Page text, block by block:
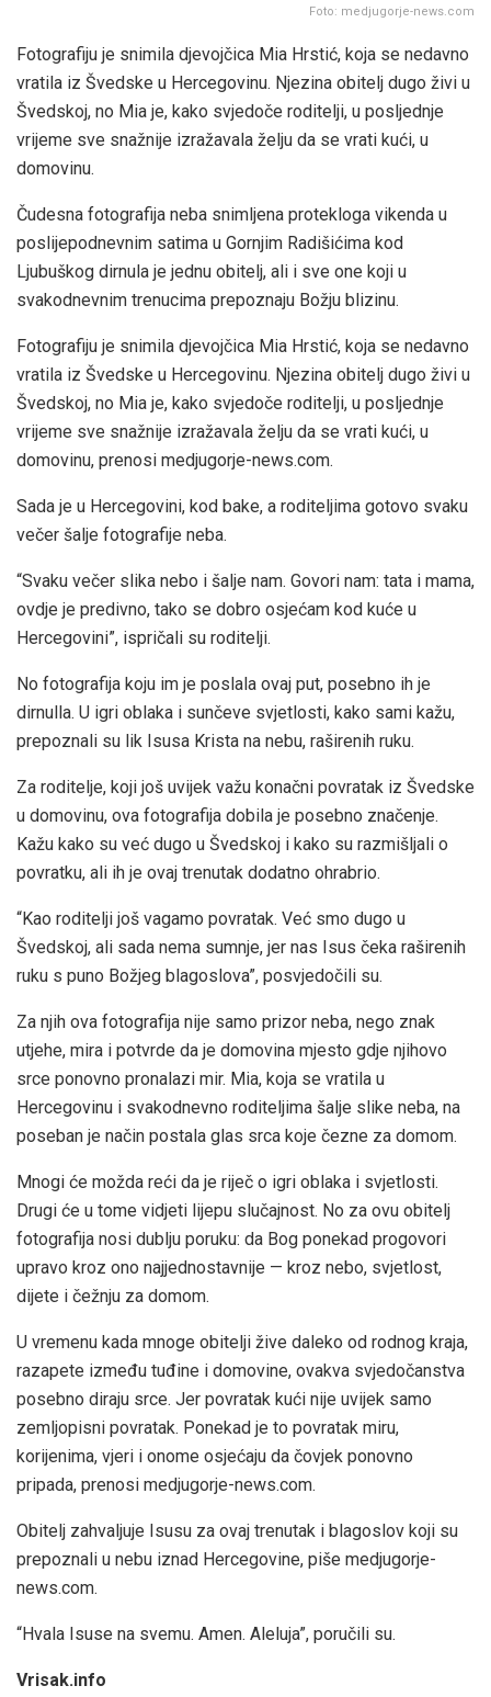
Foto: medjugorje-news.com
Fotografiju je snimila djevojčica Mia Hrstić, koja se nedavno
vratila iz Švedske u Hercegovinu. Njezina obitelj dugo živi u
Švedskoj, no Mia je, kako svjedoče roditelji, u posljednje
vrijeme sve snažnije izražavala želju da se vrati kući, u
domovinu.
Čudesna fotografija neba snimljena protekloga vikenda u
poslijepodnevnim satima u Gornjim Radišićima kod
Ljubuškog dirnula je jednu obitelj, ali i sve one koji u
svakodnevnim trenucima prepoznaju Božju blizinu.
Fotografiju je snimila djevojčica Mia Hrstić, koja se nedavno
vratila iz Švedske u Hercegovinu. Njezina obitelj dugo živi u
Švedskoj, no Mia je, kako svjedoče roditelji, u posljednje
vrijeme sve snažnije izražavala želju da se vrati kući, u
domovinu, prenosi medjugorje-news.com.
Sada je u Hercegovini, kod bake, a roditeljima gotovo svaku
večer šalje fotografije neba.
“Svaku večer slika nebo i šalje nam. Govori nam: tata i mama,
ovdje je predivno, tako se dobro osjećam kod kuće u
Hercegovini”, ispričali su roditelji.
No fotografija koju im je poslala ovaj put, posebno ih je
dirnulla. U igri oblaka i sunčeve svjetlosti, kako sami kažu,
prepoznali su lik Isusa Krista na nebu, raširenih ruku.
Za roditelje, koji još uvijek važu konačni povratak iz Švedske
u domovinu, ova fotografija dobila je posebno značenje.
Kažu kako su već dugo u Švedskoj i kako su razmišljali o
povratku, ali ih je ovaj trenutak dodatno ohrabrio.
“Kao roditelji još vagamo povratak. Već smo dugo u
Švedskoj, ali sada nema sumnje, jer nas Isus čeka raširenih
ruku s puno Božjeg blagoslova”, posvjedočili su.
Za njih ova fotografija nije samo prizor neba, nego znak
utjehe, mira i potvrde da je domovina mjesto gdje njihovo
srce ponovno pronalazi mir. Mia, koja se vratila u
Hercegovinu i svakodnevno roditeljima šalje slike neba, na
poseban je način postala glas srca koje čezne za domom.
Mnogi će možda reći da je riječ o igri oblaka i svjetlosti.
Drugi će u tome vidjeti lijepu slučajnost. No za ovu obitelj
fotografija nosi dublju poruku: da Bog ponekad progovori
upravo kroz ono najjednostavnije — kroz nebo, svjetlost,
dijete i čežnju za domom.
U vremenu kada mnoge obitelji žive daleko od rodnog kraja,
razapete između tuđine i domovine, ovakva svjedočanstva
posebno diraju srce. Jer povratak kući nije uvijek samo
zemljopisni povratak. Ponekad je to povratak miru,
korijenima, vjeri i onome osjećaju da čovjek ponovno
pripada, prenosi medjugorje-news.com.
Obitelj zahvaljuje Isusu za ovaj trenutak i blagoslov koji su
prepoznali u nebu iznad Hercegovine, piše medjugorje-
news.com.
“Hvala Isuse na svemu. Amen. Aleluja”, poručili su.
Vrisak.info